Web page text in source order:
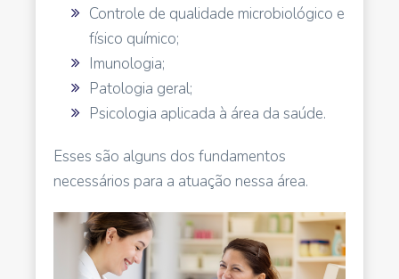
Controle de qualidade microbiológico e
físico químico;
Imunologia;
Patologia geral;
Psicologia aplicada à área da saúde.
Esses são alguns dos fundamentos
necessários para a atuação nessa área.